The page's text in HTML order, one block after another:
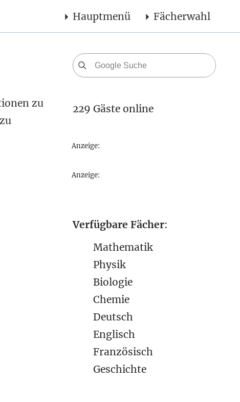
Hauptmenü Fächerwahl
zu
229 Gäste online
Anzeige:
Anzeige:
Verfügbare Fächer:
Mathematik
Physik
Biologie
Chemie
Deutsch
Englisch
Französisch
Geschichte